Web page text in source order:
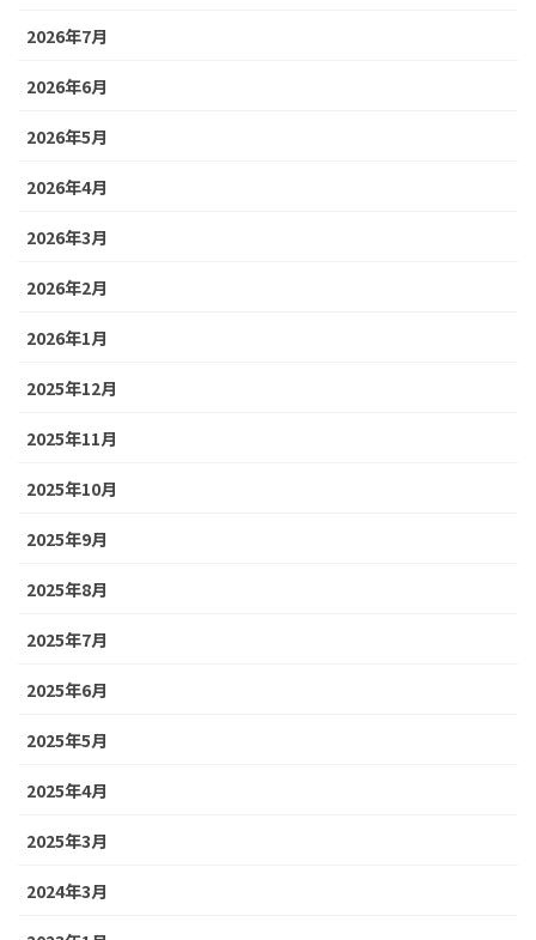
2026年7月
2026年6月
2026年5月
2026年4月
2026年3月
2026年2月
2026年1月
2025年12月
2025年11月
2025年10月
2025年9月
2025年8月
2025年7月
2025年6月
2025年5月
2025年4月
2025年3月
2024年3月